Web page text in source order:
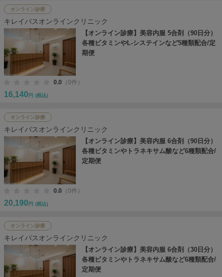
オンライン診療
キレイパスオンラインクリニック
【オンライン診療】美容内服 5合剤（90日分）
各種ビタミンやL-システインなど5種類配合/定
期便
0.0 （0件）
16,140 円 (税込)
オンライン診療
キレイパスオンラインクリニック
【オンライン診療】美容内服 6合剤（90日分）
各種ビタミンやトラネキサム酸など6種類配合/
定期便
0.0 （0件）
20,190 円 (税込)
オンライン診療
キレイパスオンラインクリニック
【オンライン診療】美容内服 6合剤（30日分）
各種ビタミンやトラネキサム酸など6種類配合/
定期便